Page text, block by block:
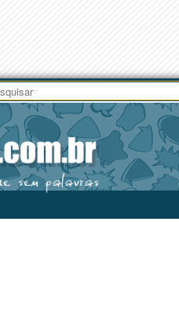
Área
do
Usuário